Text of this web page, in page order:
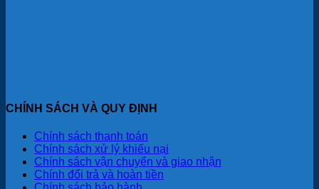
CHÍNH SÁCH VÀ QUY ĐỊNH
Chính sách thanh toán
Chính sách xử lý khiếu nại
Chính sách vận chuyển và giao nhận
Chính đổi trả và hoàn tiền